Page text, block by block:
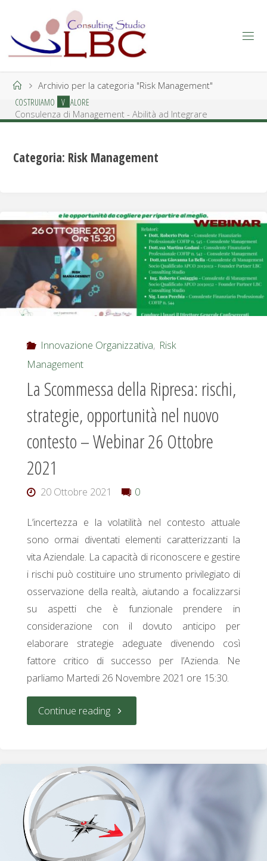
contenuto
COSTRUIAMO V AL ORE
Consulenza di Management - Abilità ad Integrare
HomeArchivio per la categoria "Risk Management"
Categoria: Risk Management
Innovazione Organizzativa, Risk
Management
La Scommessa della Ripresa: rischi,
strategie, opportunità nel nuovo
contesto – Webinar 26 Ottobre
2021
20 Ottobre 2021 0
L’incertezza e la volatilità nel contesto attuale
sono ormai diventati elementi caratterizzanti la
vita Aziendale. La capacità di riconoscere e gestire
i rischi può costituire uno strumento privilegiato di
osservazione della realtà, aiutando a focalizzarsi
su aspetti che è funzionale prendere in
considerazione con il dovuto anticipo per
elaborare strategie adeguate divenendo così
fattore critico di successo per l’Azienda. Ne
parliamo Martedi 26 Novembre 2021 ore 15:30.
Continue reading"La
della
Ripresa:
rischi,
strategie,